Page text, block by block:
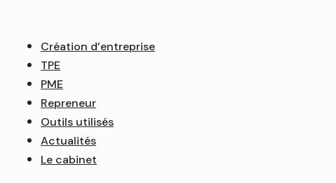
Création d’entreprise
TPE
PME
Repreneur
Outils utilisés
Actualités
Le cabinet